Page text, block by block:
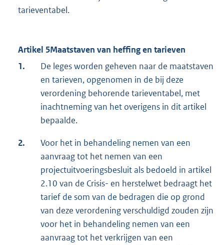
tarieventabel.
Artikel 5Maatstaven van heffing en tarieven
1.
De leges worden geheven naar de maatstaven
en tarieven, opgenomen in de bij deze
verordening behorende tarieventabel, met
inachtneming van het overigens in dit artikel
bepaalde.
2.
Voor het in behandeling nemen van een
aanvraag tot het nemen van een
projectuitvoeringsbesluit als bedoeld in artikel
2.10 van de Crisis- en herstelwet bedraagt het
tarief de som van de bedragen die op grond
van deze verordening verschuldigd zouden zijn
voor het in behandeling nemen van een
aanvraag tot het verkrijgen van een